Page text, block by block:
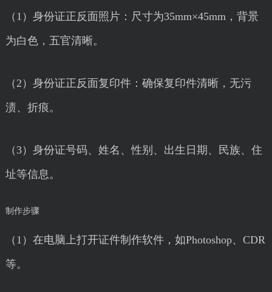
（1）身份证正反面照片：尺寸为35mm×45mm，背景
为白色，五官清晰。
（2）身份证正反面复印件：确保复印件清晰，无污
渍、折痕。
（3）身份证号码、姓名、性别、出生日期、民族、住
址等信息。
制作步骤
（1）在电脑上打开证件制作软件，如Photoshop、CDR
等。